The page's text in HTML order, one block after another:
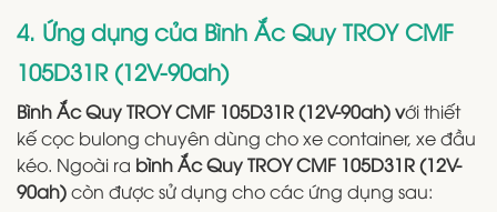
4. Ứng dụng của Bình Ắc Quy TROY CMF
105D31R (12V-90ah)
Bình Ắc Quy TROY CMF 105D31R (12V-90ah) với thiết
kế cọc bulong chuyên dùng cho xe container, xe đầu
kéo. Ngoài ra bình Ắc Quy TROY CMF 105D31R (12V-
90ah)còn được sử dụng cho các ứng dụng sau: